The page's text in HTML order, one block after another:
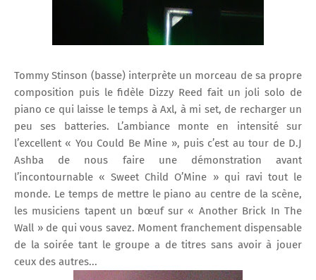
Tommy Stinson (basse) interprète un morceau de sa propre
composition puis le fidèle Dizzy Reed fait un joli solo de
piano ce qui laisse le temps à Axl, à mi set, de recharger un
peu ses batteries. L’ambiance monte en intensité sur
l’excellent « You Could Be Mine », puis c’est au tour de D.J
Ashba de nous faire une démonstration avant
l’incontournable « Sweet Child O’Mine » qui ravi tout le
monde. Le temps de mettre le piano au centre de la scène,
les musiciens tapent un bœuf sur « Another Brick In The
Wall » de qui vous savez. Moment franchement dispensable
de la soirée tant le groupe a de titres sans avoir à jouer
ceux des autres...